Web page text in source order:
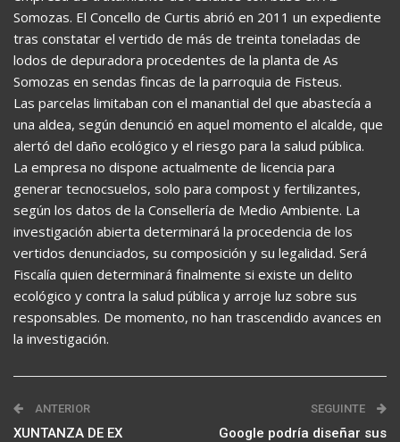
Somozas. El Concello de Curtis abrió en 2011 un expediente
tras constatar el vertido de más de treinta toneladas de
lodos de depuradora procedentes de la planta de As
Somozas en sendas fincas de la parroquia de Fisteus.
Las parcelas limitaban con el manantial del que abastecía a
una aldea, según denunció en aquel momento el alcalde, que
alertó del daño ecológico y el riesgo para la salud pública.
La empresa no dispone actualmente de licencia para
generar tecnocsuelos, solo para compost y fertilizantes,
según los datos de la Consellería de Medio Ambiente. La
investigación abierta determinará la procedencia de los
vertidos denunciados, su composición y su legalidad. Será
Fiscalía quien determinará finalmente si existe un delito
ecológico y contra la salud pública y arroje luz sobre sus
responsables. De momento, no han trascendido avances en
la investigación.
ANTERIOR
XUNTANZA DE EX
SEGUINTE
Google podría diseñar sus